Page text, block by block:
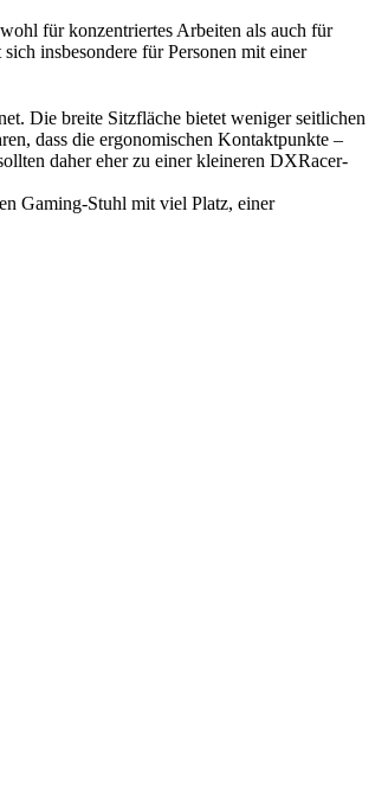
für konzentriertes Arbeiten als auch für
insbesondere für Personen mit einer
Die breite Sitzfläche bietet weniger seitlichen
dass die ergonomischen Kontaktpunkte –
daher eher zu einer kleineren DXRacer-
Gaming-Stuhl mit viel Platz, einer